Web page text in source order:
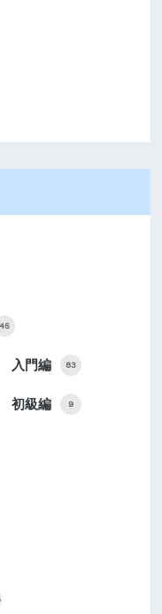
45
入門編 83
初級編 9